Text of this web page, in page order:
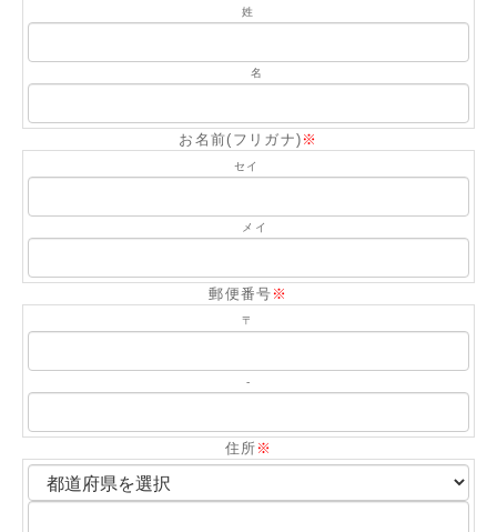
姓
名
お名前(フリガナ) ※
セイ
メイ
郵便番号 ※
〒
-
住所 ※